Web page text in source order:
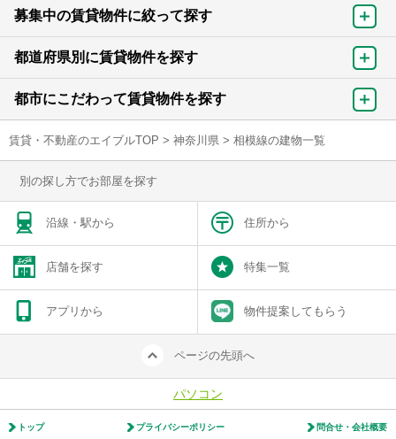
募集中の賃貸物件に絞って探す
都道府県別に賃貸物件を探す
都市にこだわって賃貸物件を探す
賃貸・不動産のエイブルTOP > 神奈川県 > 相模線の建物一覧
別の探し方でお部屋を探す
沿線・駅から 住所から
店舗を探す 特集一覧
アプリから 物件提案してもらう
ページの先頭へ
パソコン
トップ プライバシーポリシー 問合せ・会社概要